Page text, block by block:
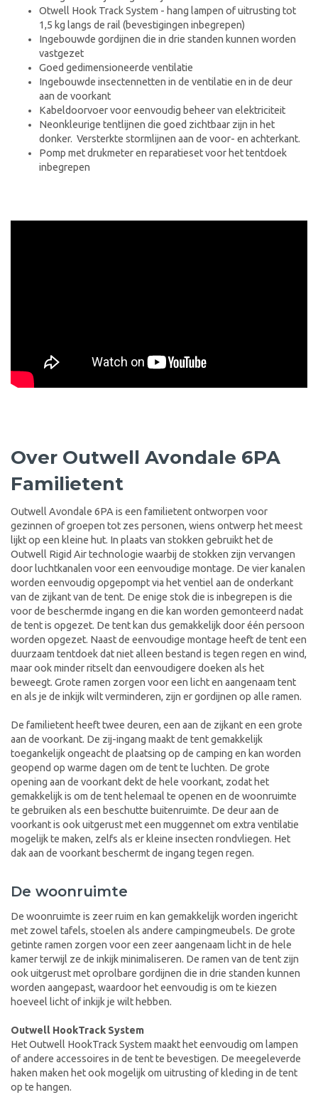
Otwell Hook Track System - hang lampen of uitrusting tot
1,5 kg langs de rail (bevestigingen inbegrepen)
Ingebouwde gordijnen die in drie standen kunnen worden
vastgezet
Goed gedimensioneerde ventilatie
Ingebouwde insectennetten in de ventilatie en in de deur
aan de voorkant
Kabeldoorvoer voor eenvoudig beheer van elektriciteit
Neonkleurige tentlijnen die goed zichtbaar zijn in het
donker. Versterkte stormlijnen aan de voor- en achterkant.
Pomp met drukmeter en reparatieset voor het tentdoek
inbegrepen
Over Outwell Avondale 6PA
Familietent
Outwell Avondale 6PA is een familietent ontworpen voor
gezinnen of groepen tot zes personen, wiens ontwerp het meest
lijkt op een kleine hut. In plaats van stokken gebruikt het de
Outwell Rigid Air technologie waarbij de stokken zijn vervangen
door luchtkanalen voor een eenvoudige montage. De vier kanalen
worden eenvoudig opgepompt via het ventiel aan de onderkant
van de zijkant van de tent. De enige stok die is inbegrepen is die
voor de beschermde ingang en die kan worden gemonteerd nadat
de tent is opgezet. De tent kan dus gemakkelijk door één persoon
worden opgezet. Naast de eenvoudige montage heeft de tent een
duurzaam tentdoek dat niet alleen bestand is tegen regen en wind,
maar ook minder ritselt dan eenvoudigere doeken als het
beweegt. Grote ramen zorgen voor een licht en aangenaam tent
en als je de inkijk wilt verminderen, zijn er gordijnen op alle ramen.
De familietent heeft twee deuren, een aan de zijkant en een grote
aan de voorkant. De zij-ingang maakt de tent gemakkelijk
toegankelijk ongeacht de plaatsing op de camping en kan worden
geopend op warme dagen om de tent te luchten. De grote
opening aan de voorkant dekt de hele voorkant, zodat het
gemakkelijk is om de tent helemaal te openen en de woonruimte
te gebruiken als een beschutte buitenruimte. De deur aan de
voorkant is ook uitgerust met een muggennet om extra ventilatie
mogelijk te maken, zelfs als er kleine insecten rondvliegen. Het
dak aan de voorkant beschermt de ingang tegen regen.
De woonruimte
De woonruimte is zeer ruim en kan gemakkelijk worden ingericht
met zowel tafels, stoelen als andere campingmeubels. De grote
getinte ramen zorgen voor een zeer aangenaam licht in de hele
kamer terwijl ze de inkijk minimaliseren. De ramen van de tent zijn
ook uitgerust met oprolbare gordijnen die in drie standen kunnen
worden aangepast, waardoor het eenvoudig is om te kiezen
hoeveel licht of inkijk je wilt hebben.
Outwell HookTrack System
Het Outwell HookTrack System maakt het eenvoudig om lampen
of andere accessoires in de tent te bevestigen. De meegeleverde
haken maken het ook mogelijk om uitrusting of kleding in de tent
op te hangen.